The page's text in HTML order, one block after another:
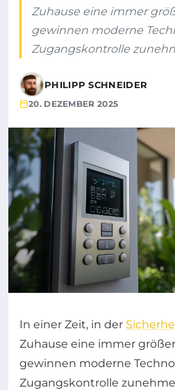
Zuhause eine immer
gewinnen moderne
Zugangskontrolle
PHILIPP SCHNEIDER
20. DEZEMBER 2025
In einer Zeit, in der
Zuhause eine immer
gewinnen moderne
Zugangskontrolle